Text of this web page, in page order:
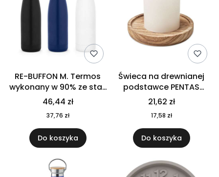
RE-BUFFON M. Termos
wykonany w 90% ze stali
nierdzewnej
pochodzącej z
recyklingu 520 ml 94294
46,44 zł
37,76 zł
Do koszyka
Świeca na drewnianej
podstawce PENTAS
MO6282-40
21,62 zł
17,58 zł
Do koszyka